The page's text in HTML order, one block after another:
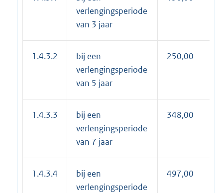
verlengingsperiode
van 3 jaar
1.4.3.2
bij een
verlengingsperiode
van 5 jaar
250,00
1.4.3.3
bij een
verlengingsperiode
van 7 jaar
348,00
1.4.3.4
bij een
verlengingsperiode
497,00